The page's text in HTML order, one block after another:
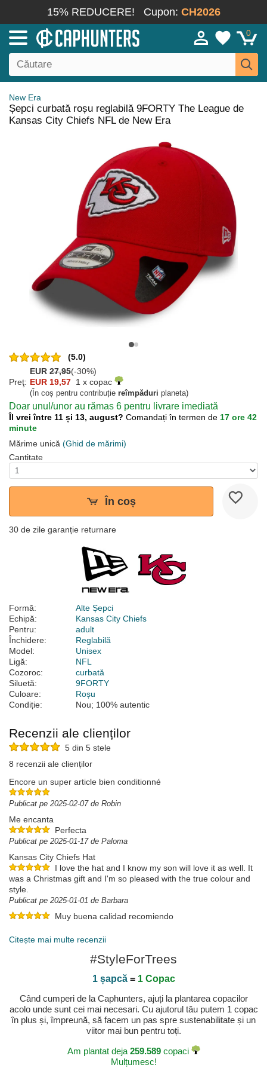
15% REDUCERE! Cupon: CH2026
0
New Era
Șepci curbată roșu reglabilă 9FORTY The League de
Kansas City Chiefs NFL de New Era
(5.0)
EUR 27,95(-30%)
Preţ: EUR 19,57 1 x copac
(În coș pentru contribuție reîmpăduri planeta)
Doar unul/unor au rămas 6 pentru livrare imediată
Îl vrei între 11 și 13, august? Comandați în termen de 17 ore 42
minute
Mărime unică (Ghid de mărimi)
Cantitate
În coș
30 de zile garanție returnare
Formă:
Alte Șepci
Echipă:
Kansas City Chiefs
Pentru:
adult
Închidere:
Reglabilă
Model:
Unisex
Ligă:
NFL
Cozoroc:
curbată
Siluetă:
9FORTY
Culoare:
Roșu
Condiție:
Nou; 100% autentic
Recenzii ale clienților
5 din 5 stele
8 recenzii ale clienților
Encore un super article bien conditionné
Publicat pe 2025-02-07 de Robin
Me encanta
Perfecta
Publicat pe 2025-01-17 de Paloma
Kansas City Chiefs Hat
I love the hat and I know my son will love it as well. It
was a Christmas gift and I'm so pleased with the true colour and
style.
Publicat pe 2025-01-01 de Barbara
Muy buena calidad recomiendo
Citește mai multe recenzii
#StyleForTrees
1 șapcă= 1 Copac
Când cumperi de la Caphunters, ajuți la plantarea copacilor
acolo unde sunt cei mai necesari. Cu ajutorul tău putem 1 copac
în plus și, împreună, să facem un pas spre sustenabilitate și un
viitor mai bun pentru toți.
Am plantat deja 259.589copaci
Mulțumesc!